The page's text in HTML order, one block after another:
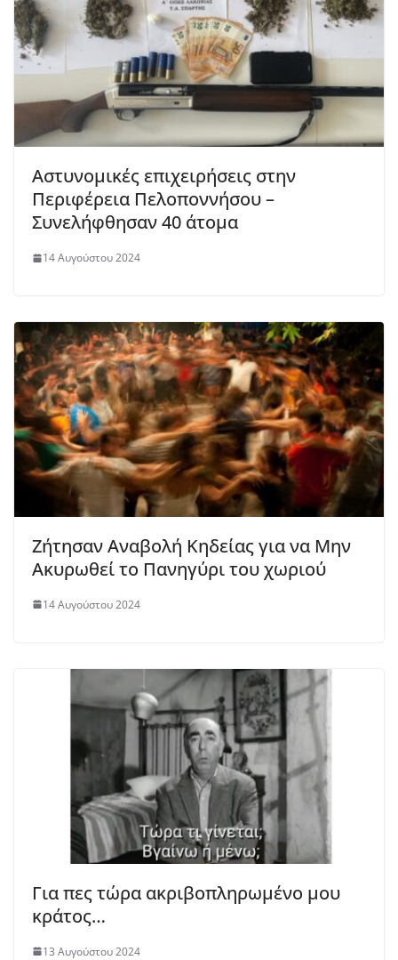
Αστυνομικές επιχειρήσεις στην
Περιφέρεια Πελοποννήσου –
Συνελήφθησαν 40 άτομα
14 Αυγούστου 2024
Ζήτησαν Αναβολή Κηδείας για να Μην
Ακυρωθεί το Πανηγύρι του χωριού
14 Αυγούστου 2024
Για πες τώρα ακριβοπληρωμένο μου
κράτος…
13 Αυγούστου 2024